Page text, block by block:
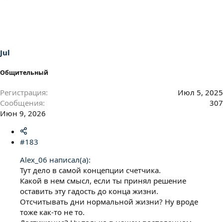
Jul
Общительный
Регистрация
Июл 5, 2025
Сообщения
307
Июн 9, 2026
#183
Alex_06 написал(а):
Тут дело в самой концепции счетчика.
Какой в нем смысл, если ты принял решение
оставить эту гадость до конца жизни.
Отсчитывать дни нормальной жизни? Ну вроде
тоже как-то не то.